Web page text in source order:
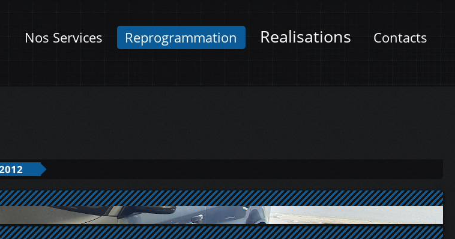
Nos Services Reprogrammation Realisations Contacts